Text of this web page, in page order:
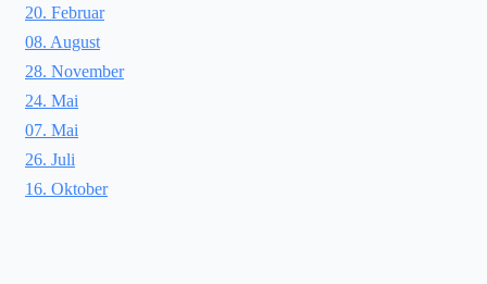
20. Februar
08. August
28. November
24. Mai
07. Mai
26. Juli
16. Oktober